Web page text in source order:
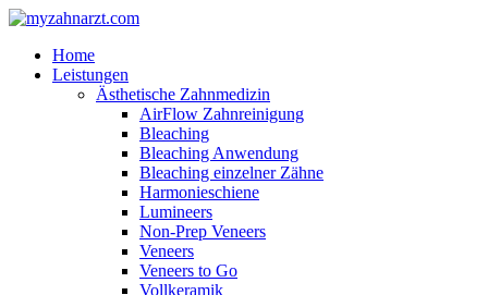
Home
Leistungen
Ästhetische Zahnmedizin
AirFlow Zahnreinigung
Bleaching
Bleaching Anwendung
Bleaching einzelner Zähne
Harmonieschiene
Lumineers
Non-Prep Veneers
Veneers
Veneers to Go
Vollkeramik